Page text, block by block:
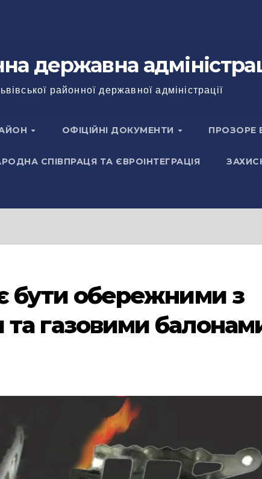
державна
районної державної адміністрації
ОФІЦІЙНІ ДОКУМЕНТИ ПРОЗОРЕ
СПІВПРАЦЯ ТА ЄВРОІНТЕГРАЦІЯ
бути обережними з
газовими